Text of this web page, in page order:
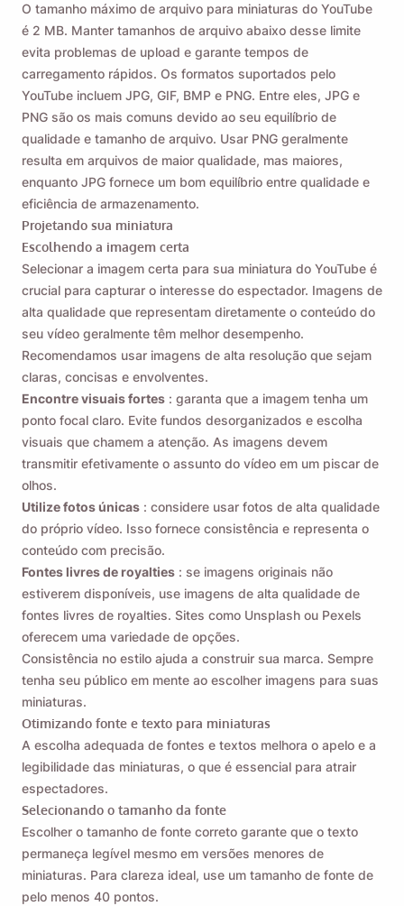
O tamanho máximo de arquivo para miniaturas do YouTube
é 2 MB. Manter tamanhos de arquivo abaixo desse limite
evita problemas de upload e garante tempos de
carregamento rápidos. Os formatos suportados pelo
YouTube incluem JPG, GIF, BMP e PNG. Entre eles, JPG e
PNG são os mais comuns devido ao seu equilíbrio de
qualidade e tamanho de arquivo. Usar PNG geralmente
resulta em arquivos de maior qualidade, mas maiores,
enquanto JPG fornece um bom equilíbrio entre qualidade e
eficiência de armazenamento.
Projetando sua miniatura
Escolhendo a imagem certa
Selecionar a imagem certa para sua miniatura do YouTube é
crucial para capturar o interesse do espectador. Imagens de
alta qualidade que representam diretamente o conteúdo do
seu vídeo geralmente têm melhor desempenho.
Recomendamos usar imagens de alta resolução que sejam
claras, concisas e envolventes.
Encontre visuais fortes : garanta que a imagem tenha um
ponto focal claro. Evite fundos desorganizados e escolha
visuais que chamem a atenção. As imagens devem
transmitir efetivamente o assunto do vídeo em um piscar de
olhos.
Utilize fotos únicas : considere usar fotos de alta qualidade
do próprio vídeo. Isso fornece consistência e representa o
conteúdo com precisão.
Fontes livres de royalties : se imagens originais não
estiverem disponíveis, use imagens de alta qualidade de
fontes livres de royalties. Sites como Unsplash ou Pexels
oferecem uma variedade de opções.
Consistência no estilo ajuda a construir sua marca. Sempre
tenha seu público em mente ao escolher imagens para suas
miniaturas.
Otimizando fonte e texto para miniaturas
A escolha adequada de fontes e textos melhora o apelo e a
legibilidade das miniaturas, o que é essencial para atrair
espectadores.
Selecionando o tamanho da fonte
Escolher o tamanho de fonte correto garante que o texto
permaneça legível mesmo em versões menores de
miniaturas. Para clareza ideal, use um tamanho de fonte de
pelo menos 40 pontos.